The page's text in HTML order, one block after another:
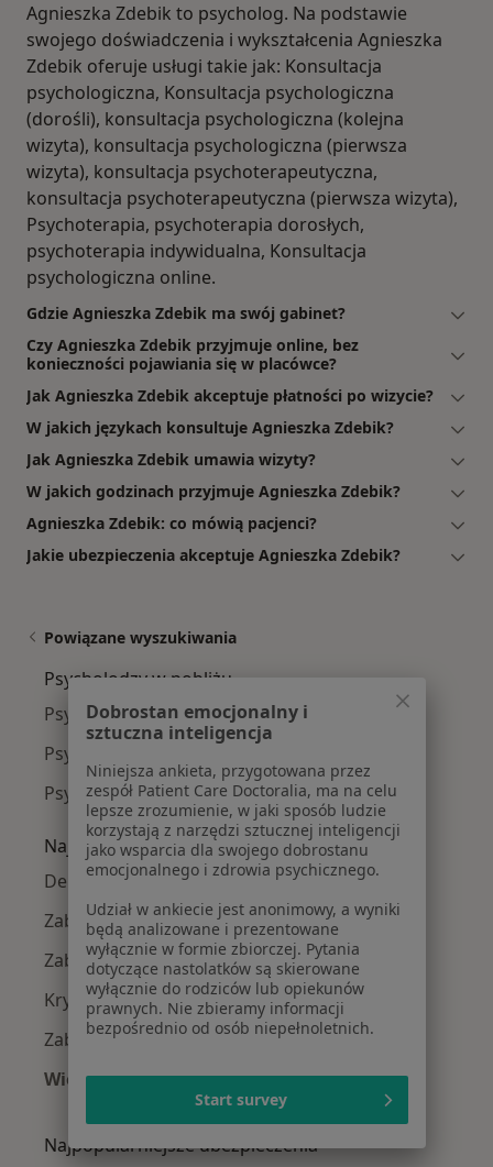
Agnieszka Zdebik to psycholog. Na podstawie
swojego doświadczenia i wykształcenia Agnieszka
Zdebik oferuje usługi takie jak: Konsultacja
psychologiczna, Konsultacja psychologiczna
(dorośli), konsultacja psychologiczna (kolejna
wizyta), konsultacja psychologiczna (pierwsza
wizyta), konsultacja psychoterapeutyczna,
konsultacja psychoterapeutyczna (pierwsza wizyta),
Psychoterapia, psychoterapia dorosłych,
psychoterapia indywidualna, Konsultacja
psychologiczna online.
Gdzie Agnieszka Zdebik ma swój gabinet?
Czy Agnieszka Zdebik przyjmuje online, bez
konieczności pojawiania się w placówce?
Jak Agnieszka Zdebik akceptuje płatności po wizycie?
W jakich językach konsultuje Agnieszka Zdebik?
Jak Agnieszka Zdebik umawia wizyty?
W jakich godzinach przyjmuje Agnieszka Zdebik?
Agnieszka Zdebik: co mówią pacjenci?
Jakie ubezpieczenia akceptuje Agnieszka Zdebik?
Powiązane wyszukiwania
Psycholodzy w pobliżu
Psycholodzy Wełnowiec
Psycholodzy Centrum
Psycholodzy Śródmieście
Najczęście leczone choroby
Depresja w Katowicach
Zaburzenia lękowe w Katowicach
Zaburzenia nastroju w Katowicach
Kryzys emocjonalny w Katowicach
Zaburzenia emocjonalne w Katowicach
Więcej (15)
Więcej w kategorii: Najczęście leczone
Najpopularniejsze ubezpieczenia
Dobrostan emocjonalny i
sztuczna inteligencja
Niniejsza ankieta, przygotowana przez
zespół Patient Care Doctoralia, ma na celu
lepsze zrozumienie, w jaki sposób ludzie
korzystają z narzędzi sztucznej inteligencji
jako wsparcia dla swojego dobrostanu
emocjonalnego i zdrowia psychicznego.
Udział w ankiecie jest anonimowy, a wyniki
będą analizowane i prezentowane
wyłącznie w formie zbiorczej. Pytania
dotyczące nastolatków są skierowane
wyłącznie do rodziców lub opiekunów
prawnych. Nie zbieramy informacji
bezpośrednio od osób niepełnoletnich.
Start survey